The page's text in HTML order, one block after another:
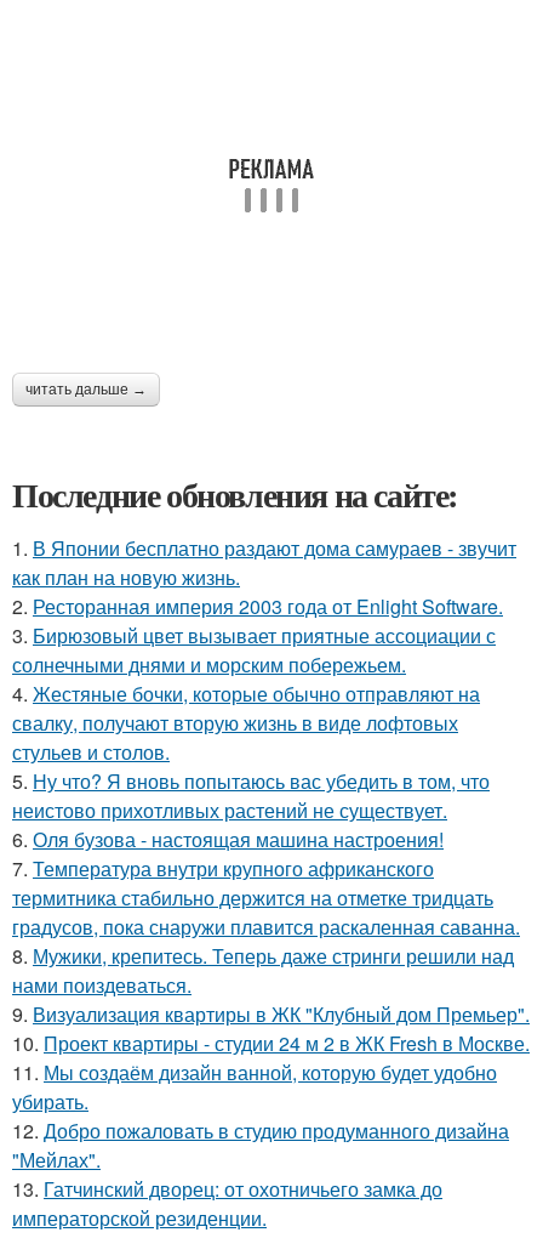
читать дальше →
Последние обновления на сайте:
1. В Японии бесплатно раздают дома самураев - звучит
как план на новую жизнь.
2. Ресторанная империя 2003 года от Enlight Software.
3. Бирюзовый цвет вызывает приятные ассоциации с
солнечными днями и морским побережьем.
4. Жестяные бочки, которые обычно отправляют на
свалку, получают вторую жизнь в виде лофтовых
стульев и столов.
5. Ну что? Я вновь попытаюсь вас убедить в том, что
неистово прихотливых растений не существует.
6. Оля бузова - настоящая машина настроения!
7. Температура внутри крупного африканского
термитника стабильно держится на отметке тридцать
градусов, пока снаружи плавится раскаленная саванна.
8. Мужики, крепитесь. Теперь даже стринги решили над
нами поиздеваться.
9. Визуализация квартиры в ЖК "Клубный дом Премьер".
10. Проект квартиры - студии 24 м 2 в ЖК Fresh в Москве.
11. Мы создаём дизайн ванной, которую будет удобно
убирать.
12. Добро пожаловать в студию продуманного дизайна
"Мейлах".
13. Гатчинский дворец: от охотничьего замка до
императорской резиденции.